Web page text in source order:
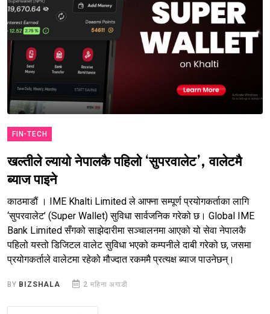
FIN-TECH
खल्तीले ल्यायो नेपालकै पहिलो ‘सुपरवालेट’, वालेटमै
ब्याज पाइने
काठमाडौं । IME Khalti Limited ले आफ्ना सम्पूर्ण प्रयोगकर्ताका लागि
‘सुपरवालेट’ (Super Wallet) सुविधा सार्वजनिक गरेको छ। Global IME
Bank Limited सँगको साझेदारीमा सञ्चालनमा आएको यो सेवा नेपालकै
पहिलो यस्तो डिजिटल वालेट सुविधा भएको कम्पनीले दाबी गरेको छ, जसमा
प्रयोगकर्ताले वालेटमा रहेको मौज्दात रकममै प्रत्यक्ष ब्याज पाउनेछन्।
BY BIZSHALA 2 महिना अगाडी